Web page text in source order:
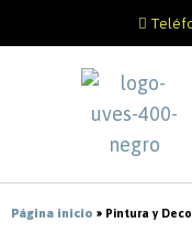
Página inicio » Pintura y